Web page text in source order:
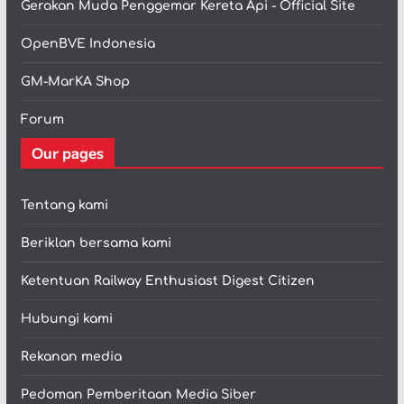
Gerakan Muda Penggemar Kereta Api - Official Site
OpenBVE Indonesia
GM-MarKA Shop
Forum
Our pages
Tentang kami
Beriklan bersama kami
Ketentuan Railway Enthusiast Digest Citizen
Hubungi kami
Rekanan media
Pedoman Pemberitaan Media Siber